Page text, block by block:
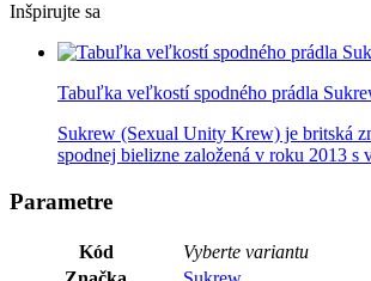
Inšpirujte sa
Tabuľka veľkostí spodného prádla
Sukrew (Sexual Unity Krew) je britská
spodnej bielizne založená v roku 2013 s
Parametre
Kód
Vyberte variantu